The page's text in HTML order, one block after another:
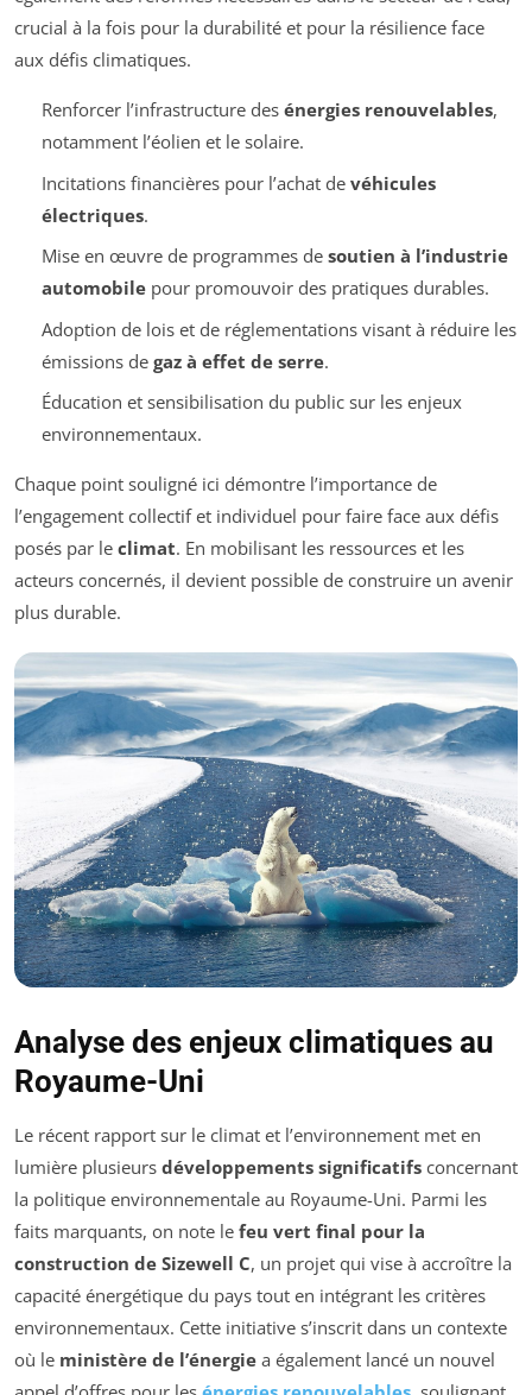
crucial à la fois pour la durabilité et pour la résilience face
aux défis climatiques.
Renforcer l’infrastructure des énergies renouvelables,
notamment l’éolien et le solaire.
Incitations financières pour l’achat de véhicules
électriques.
Mise en œuvre de programmes de soutien à l’industrie
automobilepour promouvoir des pratiques durables.
Adoption de lois et de réglementations visant à réduire les
émissions de gaz à effet de serre.
Éducation et sensibilisation du public sur les enjeux
environnementaux.
Chaque point souligné ici démontre l’importance de
l’engagement collectif et individuel pour faire face aux défis
posés par le climat. En mobilisant les ressources et les
acteurs concernés, il devient possible de construire un avenir
plus durable.
Analyse des enjeux climatiques au
Royaume-Uni
Le récent rapport sur le climat et l’environnement met en
lumière plusieurs développements significatifs concernant
la politique environnementale au Royaume-Uni. Parmi les
faits marquants, on note le feu vert final pour la
construction de Sizewell C, un projet qui vise à accroître la
capacité énergétique du pays tout en intégrant les critères
environnementaux. Cette initiative s’inscrit dans un contexte
où le ministère de l’énergie a également lancé un nouvel